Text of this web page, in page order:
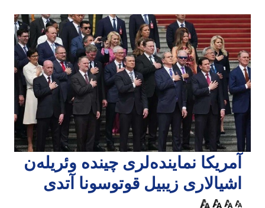
آمریکا نماینده‌لری چینده وئریله‌ن
اشیالاری زیبیل قوتوسونا آتدی